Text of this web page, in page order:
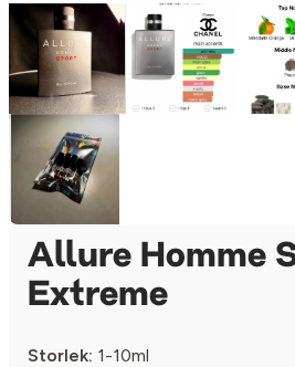
Allure Homme
Extreme
Storlek: 1-10ml